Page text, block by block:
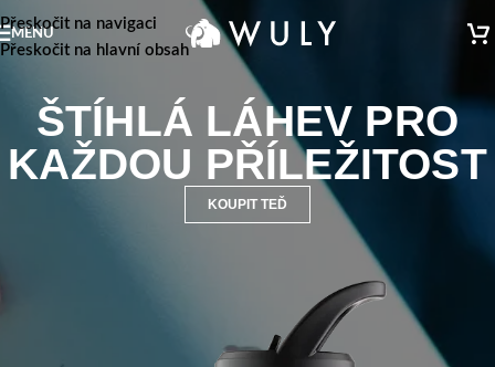
Přeskočit na navigaci
Přeskočit na hlavní obsah
MENU
ŠTÍHLÁ LÁHEV PRO
KAŽDOU PŘÍLEŽITOST
KOUPIT TEĎ